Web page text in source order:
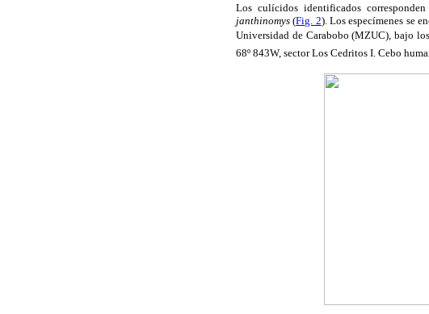
Los culícidos identificados
janthinomys(Fig. 2). Los especímenes se
Universidad de Carabobo (MZUC), bajo los
68º 843W, sector Los Cedritos I. Cebo